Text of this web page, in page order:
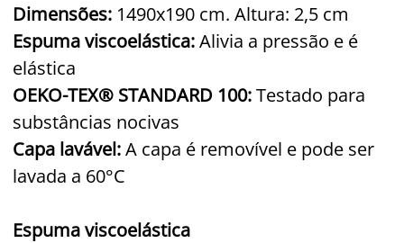
Dimensões: 1490x190 cm. Altura: 2,5 cm
Espuma viscoelástica:Alivia a pressão e é
elástica
OEKO-TEX® STANDARD 100:Testado para
substâncias nocivas
Capa lavável:A capa é removível e pode ser
lavada a 60°C
Espuma viscoelástica